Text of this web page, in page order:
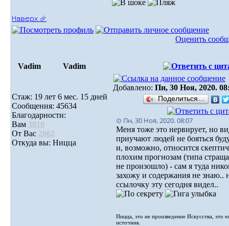
Наверх ⮵
Оценить
Vadim Vadim
Стаж: 19 лет 6 мес. 15 дней
Сообщения: 45634
Благодарности:
Вам 3810
От Вас 2062
Откуда вы: Ницца
Добавлено: Пн, 30 Ноя, 2020.
Поделиться…
⊙ Пн, 30 Ноя, 2020. 08:07
Меня тоже это нервирует, но
приучают людей не бояться
и, возможно, относится
плохим прогнозам (типа
не произошло) - сам я туда
захожу и содержания не знаю..
ссылочку эту сегодня видел..
Ницца, это не произведение Искусства, это
источник.